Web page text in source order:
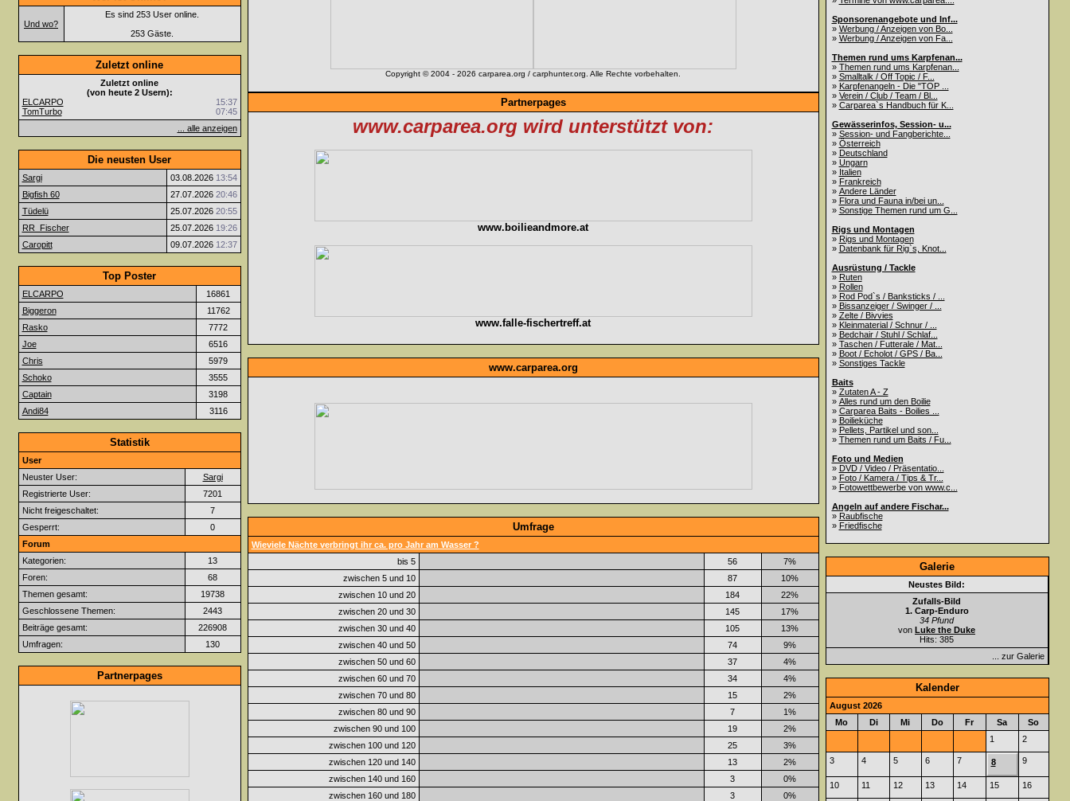
Und wo?
Es sind 253 User online.
253 Gäste.
Zuletzt online
Zuletzt online
(von heute 2 Usern):
ELCARPO
15:37
TomTurbo
07:45
... alle anzeigen
Die neusten User
Sargi 03.08.2026 13:54
Bigfish 60
27.07.2026 20:46
Tüdelü
25.07.2026 20:55
RR_Fischer
25.07.2026 19:26
Caropitt
09.07.2026 12:37
Top Poster
ELCARPO
16861
Biggeron
11762
Rasko
7772
Joe
6516
Chris
5979
Schoko
3555
Captain
3198
Andi84
3116
Statistik
User
Neuster User:
Sargi
Registrierte User:
7201
Nicht freigeschaltet:
7
Gesperrt:
0
Forum
Kategorien:
13
Foren:
68
Themen gesamt:
19738
Geschlossene Themen:
2443
Beiträge gesamt:
226908
Umfragen:
130
Partnerpages
Copyright © 2004 - 2026 carparea.org / carphunter.org. Alle Rechte vorbehalten.
Partnerpages
www.carparea.org wird unterstützt von:
www.boilieandmore.at
www.falle-fischertreff.at
www.carparea.org
Umfrage
Wieviele Nächte verbringt ihr ca. pro Jahr am Wasser ?
bis 5
56
7%
zwischen 5 und 10
87
10%
zwischen 10 und 20
184
22%
zwischen 20 und 30
145
17%
zwischen 30 und 40
105
13%
zwischen 40 und 50
74
9%
zwischen 50 und 60
37
4%
zwischen 60 und 70
34
4%
zwischen 70 und 80
15
2%
zwischen 80 und 90
7
1%
zwischen 90 und 100
19
2%
zwischen 100 und 120
25
3%
zwischen 120 und 140
13
2%
zwischen 140 und 160
3
0%
zwischen 160 und 180
3
0%
Sponsorenangebote und Inf...
» Werbung / Anzeigen von Bo...
» Werbung / Anzeigen von Fa...
Themen rund ums Karpfenan...
» Themen rund ums Karpfenan...
» Smalltalk / Off Topic / F...
» Karpfenangeln - Die "TOP ...
» Verein / Club / Team / Bl...
» Carparea`s Handbuch für K...
Gewässerinfos, Session- u...
» Session- und Fangberichte...
» Österreich
» Deutschland
» Ungarn
» Italien
» Frankreich
» Andere Länder
» Flora und Fauna in/bei un...
» Sonstige Themen rund um G...
Rigs und Montagen
» Rigs und Montagen
» Datenbank für Rig`s, Knot...
Ausrüstung / Tackle
» Ruten
» Rollen
» Rod Pod`s / Banksticks / ...
» Bissanzeiger / Swinger / ...
» Zelte / Bivvies
» Kleinmaterial / Schnur / ...
» Bedchair / Stuhl / Schlaf...
» Taschen / Futterale / Mat...
» Boot / Echolot / GPS / Ba...
» Sonstiges Tackle
Baits
» Zutaten A - Z
» Alles rund um den Boilie
» Carparea Baits - Boilies ...
» Boilieküche
» Pellets, Partikel und son...
» Themen rund um Baits / Fu...
Foto und Medien
» DVD / Video / Präsentatio...
» Foto / Kamera / Tips & Tr...
» Fotowettbewerbe von www.c...
Angeln auf andere Fischar...
» Raubfische
» Friedfische
Galerie
Neustes Bild:
Zufalls-Bild
1. Carp-Enduro
34 Pfund
von Luke the Duke
Hits: 385
... zur Galerie
Kalender
August 2026
Mo
Di Mi Do Fr Sa
So
1
2
3 4 5 6 7 8 9
10 11 12 13 14 15 16